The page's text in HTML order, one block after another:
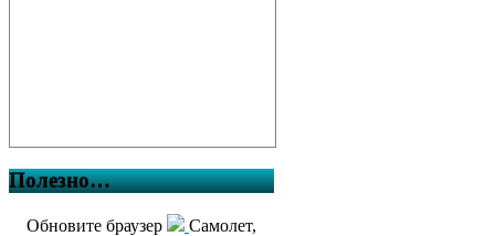
Полезно…
Обновите браузер
Самолет,